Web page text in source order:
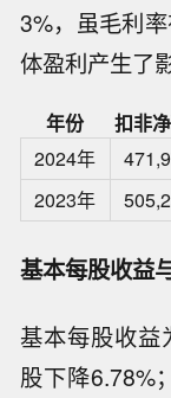
3%，虽毛利
体盈利产生了
年份 扣非
2024年
2023年
基本每股收益
基本每股收益
股下降6.78%